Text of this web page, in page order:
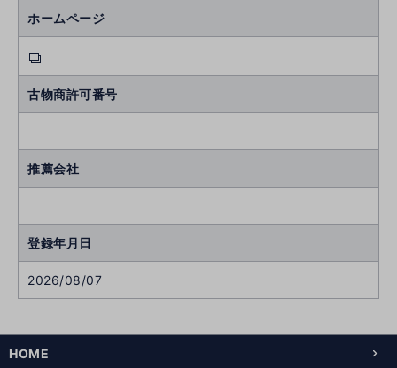
ホームページ
古物商許可番号
推薦会社
登録年月日
2026/08/07
HOME